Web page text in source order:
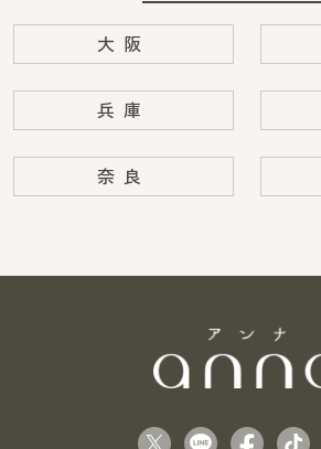
大阪
兵庫
奈良